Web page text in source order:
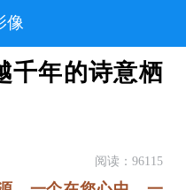
像
千年的诗意栖
阅读：96115